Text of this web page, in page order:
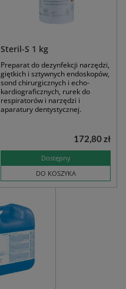
Steril-S 1 kg
Preparat do dezynfekcji narzędzi,
giętkich i sztywnych endoskopów,
sond chirurgicznych i echo-
kardiograficznych, rurek do
respiratorów i narzędzi i
aparatury dentystycznej.
Dostępny
DO KOSZYKA
172,80 zł